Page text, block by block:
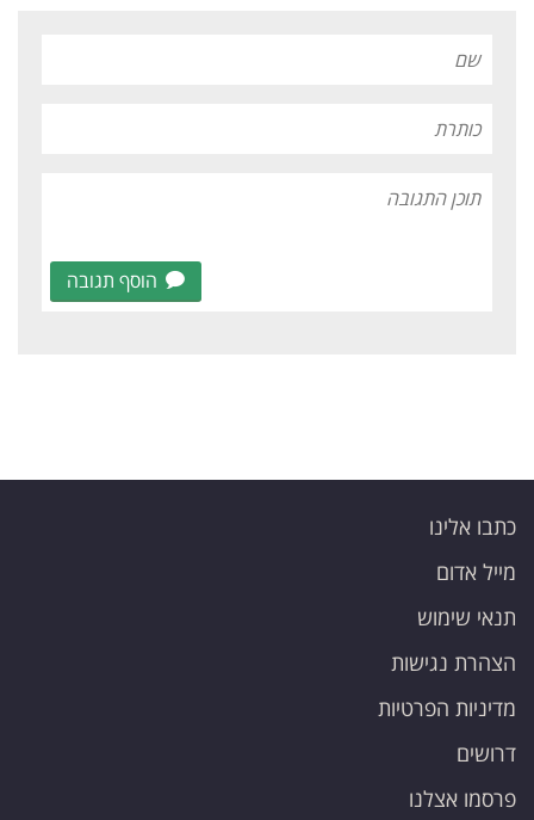
הוסף תגובה
כתבו אלינו
מייל אדום
תנאי שימוש
הצהרת נגישות
מדיניות הפרטיות
דרושים
פרסמו אצלנו